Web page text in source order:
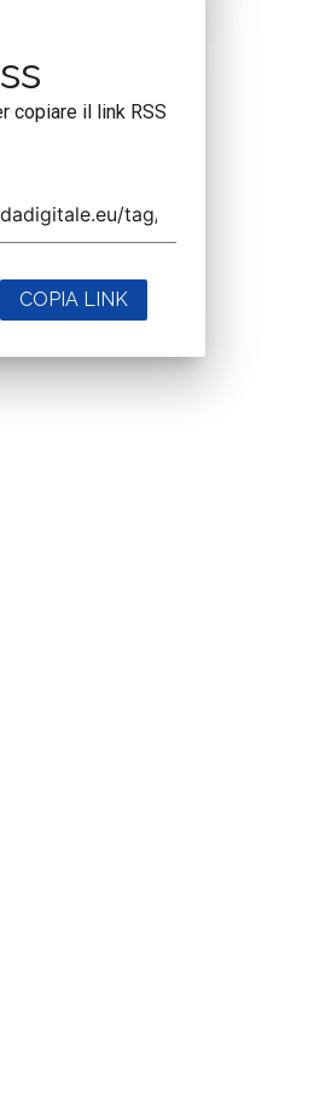
copiare il link RSS
COPIA LINK